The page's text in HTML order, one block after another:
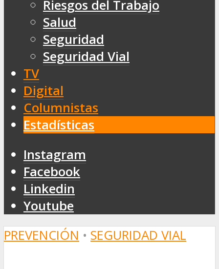
Riesgos del Trabajo
Salud
Seguridad
Seguridad Vial
TV
Digital
Columnistas
Estadísticas
Instagram
Facebook
Linkedin
Youtube
PREVENCIÓN • SEGURIDAD VIAL